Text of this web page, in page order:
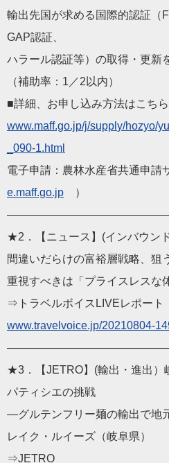
輸出先国が求める国際的認証（
GAP認証、
ハラール認証等）の取得・更新
（補助率：1／2以内）
■詳細、お申し込み方法はこちら
www.maff.go.jp/j/suppl y/hozyo/
_090-1.html
電子申請：農林水産省共通申
e.maff.go.jp ）
——————————
★2．【ニュース】(インバウン
間違いだらけの富裕層戦略、狙
重視すべきは「プライスレスな
⇒トラベルボイスLIVEレポート
www.travelvoice.jp/20210804-
——————————
★3．【JETRO】(輸出・進出）
パティシエの挑戦
―グルテンフリー麺の輸出で地
レイク・ルイーズ（岐阜県）
⇒JETRO